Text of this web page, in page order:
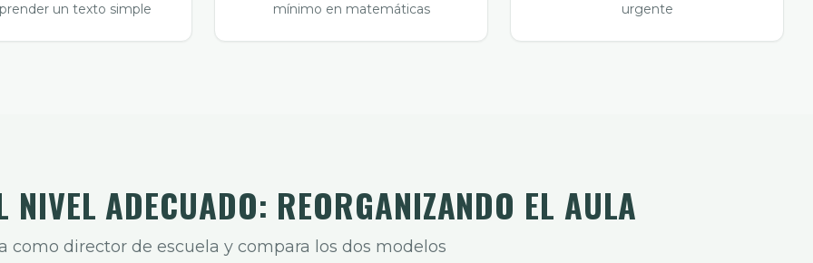
un texto simple
mínimo en matemáticas
urgente
NIVEL ADECUADO: REORGANIZANDO EL AULA
como director de escuela y compara los dos modelos